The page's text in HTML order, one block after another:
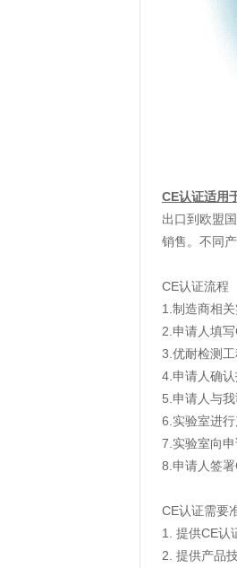
CE认证适用
出口到欧盟
销售。不同
CE认证流程
1.制造商相
2.申请人填
3.优耐检测工
4.申请人确
5.申请人与
6.实验室进行
7.实验室向
8.申请人签
CE认证需要
1. 提供CE认
2. 提供产品